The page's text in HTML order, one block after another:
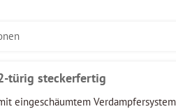
türig steckerfertig
eingeschäumtem Verdampfersystem